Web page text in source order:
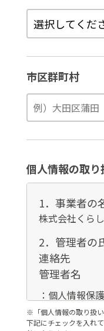
市区群町村
個人情報の取り
1．事業者の
株式会社くら
2．管理者の
連絡先
管理者名
：個人情報保
連絡先
※「個人情報の取り扱い
下記にチェックを入れ